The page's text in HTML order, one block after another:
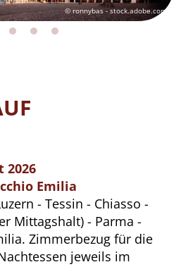
© ronnybas - stock.adobe.com
2026
Emilia
- Tessin - Chiasso -
Mittagshalt) - Parma -
Zimmerbezug für die
jeweils im